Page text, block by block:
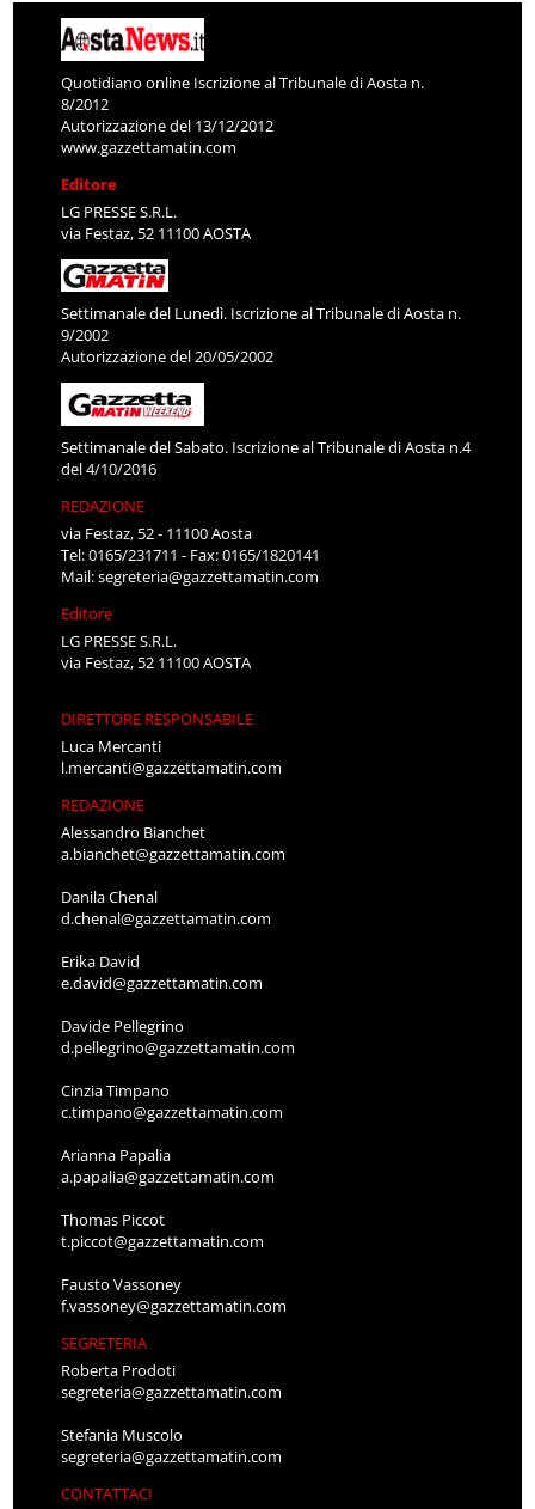
Quotidiano online Iscrizione al Tribunale di Aosta n.
8/2012
Autorizzazione del 13/12/2012
www.gazzettamatin.com
Editore
LG PRESSE S.R.L.
via Festaz, 52 11100 AOSTA
Settimanale del Lunedì. Iscrizione al Tribunale di Aosta n.
9/2002
Autorizzazione del 20/05/2002
Settimanale del Sabato. Iscrizione al Tribunale di Aosta n.4
del 4/10/2016
REDAZIONE
via Festaz, 52 - 11100 Aosta
Tel: 0165/231711 - Fax: 0165/1820141
Mail:segreteria@gazzettamatin.com
Editore
LG PRESSE S.R.L.
via Festaz, 52 11100 AOSTA
DIRETTORE RESPONSABILE
Luca Mercanti
l.mercanti@gazzettamatin.com
REDAZIONE
Alessandro Bianchet
a.bianchet@gazzettamatin.com
Danila Chenal
d.chenal@gazzettamatin.com
Erika David
e.david@gazzettamatin.com
Davide Pellegrino
d.pellegrino@gazzettamatin.com
Cinzia Timpano
c.timpano@gazzettamatin.com
Arianna Papalia
a.papalia@gazzettamatin.com
Thomas Piccot
t.piccot@gazzettamatin.com
Fausto Vassoney
f.vassoney@gazzettamatin.com
SEGRETERIA
Roberta Prodoti
segreteria@gazzettamatin.com
Stefania Muscolo
segreteria@gazzettamatin.com
CONTATTACI